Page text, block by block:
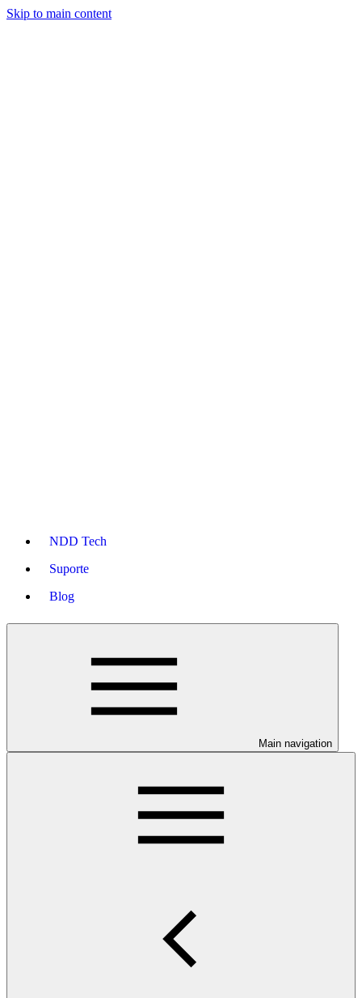
Skip to main content
NDD Tech
Suporte
Blog
Main navigation